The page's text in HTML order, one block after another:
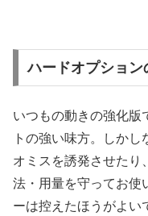
ハードオプション
いつもの動きの強化版
トの強い味方。しか
オミスを誘発させたり
法・用量を守ってお使
ーは控えたほうがよい